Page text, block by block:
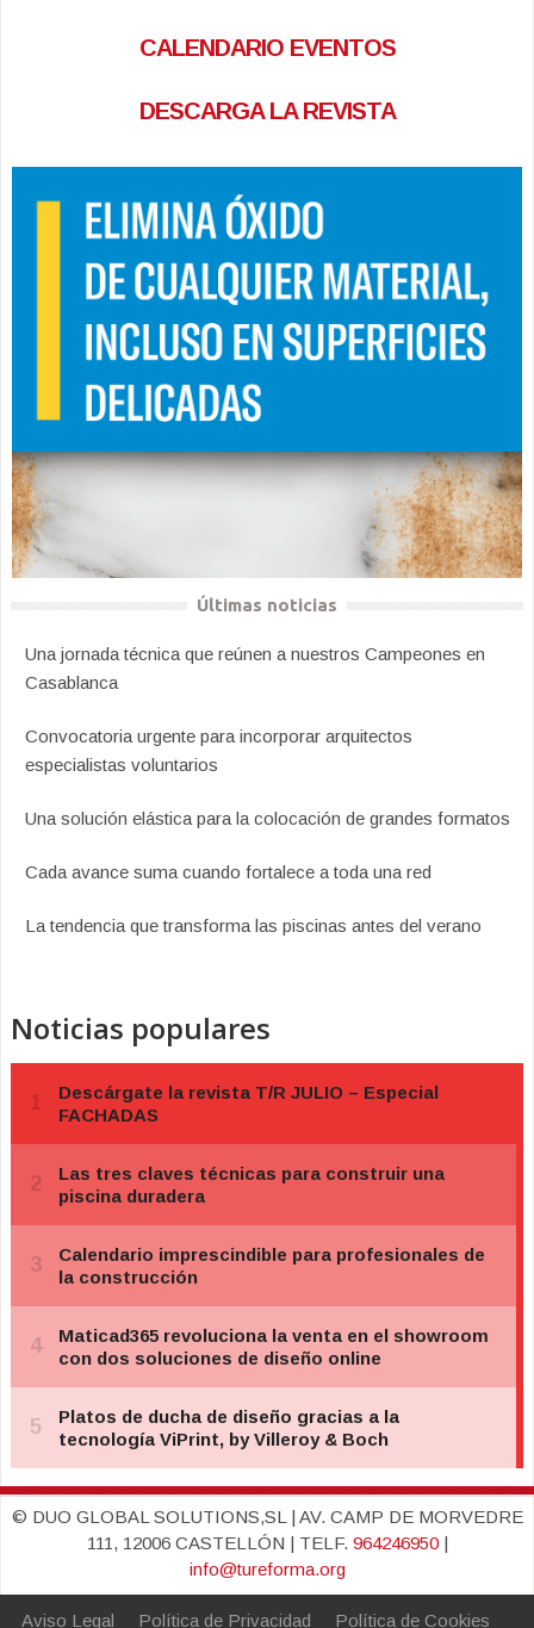
CALENDARIO EVENTOS
DESCARGA LA REVISTA
Últimas noticias
Una jornada técnica que reúnen a nuestros Campeones en
Casablanca
Convocatoria urgente para incorporar arquitectos
especialistas voluntarios
Una solución elástica para la colocación de grandes formatos
Cada avance suma cuando fortalece a toda una red
La tendencia que transforma las piscinas antes del verano
Noticias populares
© DUO GLOBAL SOLUTIONS,SL | AV. CAMP DE MORVEDRE
111, 12006 CASTELLÓN | TELF. 964246950|
info@tureforma.org
Aviso Legal Política de Privacidad
Política de Cookies